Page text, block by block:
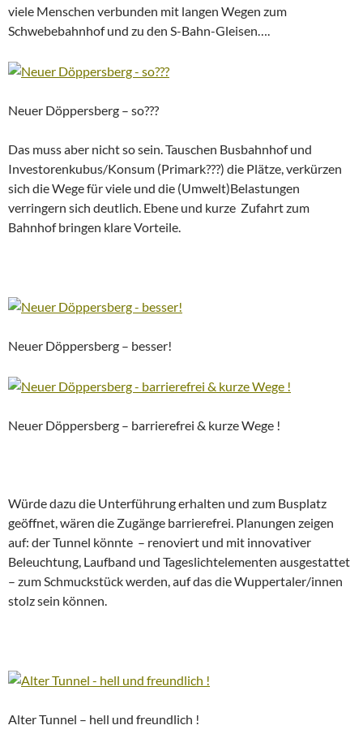
viele Menschen verbunden mit langen Wegen zum
Schwebebahnhof und zu den S-Bahn-Gleisen….
Neuer Döppersberg – so???
Das muss aber nicht so sein. Tauschen Busbahnhof und
Investorenkubus/Konsum (Primark???) die Plätze, verkürzen
sich die Wege für viele und die (Umwelt)Belastungen
verringern sich deutlich. Ebene und kurze Zufahrt zum
Bahnhof bringen klare Vorteile.
Neuer Döppersberg – besser!
Neuer Döppersberg – barrierefrei & kurze Wege !
Würde dazu die Unterführung erhalten und zum Busplatz
geöffnet, wären die Zugänge barrierefrei. Planungen zeigen
auf: der Tunnel könnte – renoviert und mit innovativer
Beleuchtung, Laufband und Tageslichtelementen ausgestattet
– zum Schmuckstück werden, auf das die Wuppertaler/innen
stolz sein können.
Alter Tunnel – hell und freundlich !